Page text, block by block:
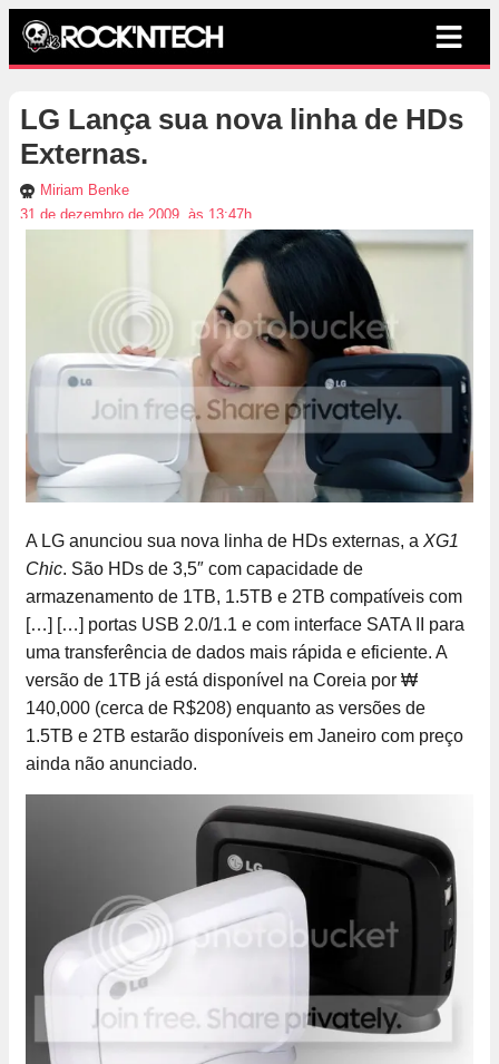
LG Lança sua nova linha de HDs
Externas.
Miriam Benke
31 de dezembro de 2009, às 13:47h
A LG anunciou sua nova linha de HDs externas, a XG1
Chic. São HDs de 3,5″ com capacidade de
armazenamento de 1TB, 1.5TB e 2TB compatíveis com
[…] […] portas USB 2.0/1.1 e com interface SATA II para
uma transferência de dados mais rápida e eficiente. A
versão de 1TB já está disponível na Coreia por ₩
140,000 (cerca de R$208) enquanto as versões de
1.5TB e 2TB estarão disponíveis em Janeiro com preço
ainda não anunciado.